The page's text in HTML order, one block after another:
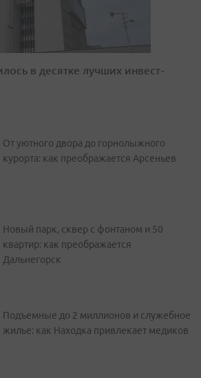
в десятке лучших инвест-
От уютного двора до горнолыжного
курорта: как преображается Арсеньев
Новый парк, сквер с фонтаном и 50
квартир: как преображается
Дальнегорск
Подъемные до 2 миллионов и служебное
жилье: как Находка привлекает медиков